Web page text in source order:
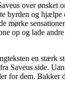
over ønsket
byrden og hjælpe
mørke
op og lade
en stærk
Saveus side.
for dem. Bakker